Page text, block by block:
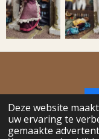
Deze website
uw ervaring te
gemaakte
F
© 2026 Ashtown
Powered byJouwWeb